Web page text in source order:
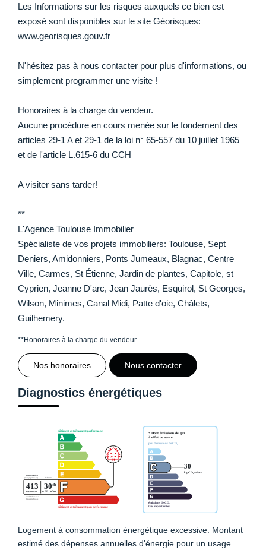
Les Informations sur les risques auxquels ce bien est
exposé sont disponibles sur le site Géorisques:
www.georisques.gouv.fr
N'hésitez pas à nous contacter pour plus d'informations, ou
simplement programmer une visite !
Honoraires à la charge du vendeur.
Aucune procédure en cours menée sur le fondement des
articles 29-1 A et 29-1 de la loi n° 65-557 du 10 juillet 1965
et de l'article L.615-6 du CCH
A visiter sans tarder!
**
L'Agence Toulouse Immobilier
Spécialiste de vos projets immobiliers: Toulouse, Sept
Deniers, Amidonniers, Ponts Jumeaux, Blagnac, Centre
Ville, Carmes, St Étienne, Jardin de plantes, Capitole, st
Cyprien, Jeanne D'arc, Jean Jaurès, Esquirol, St Georges,
Wilson, Minimes, Canal Midi, Patte d'oie, Châlets,
Guilhemery.
**Honoraires à la charge du vendeur
Nos honoraires Nous contacter
Diagnostics énergétiques
Logement à consommation énergétique excessive. Montant
estimé des dépenses annuelles d'énergie pour un usage